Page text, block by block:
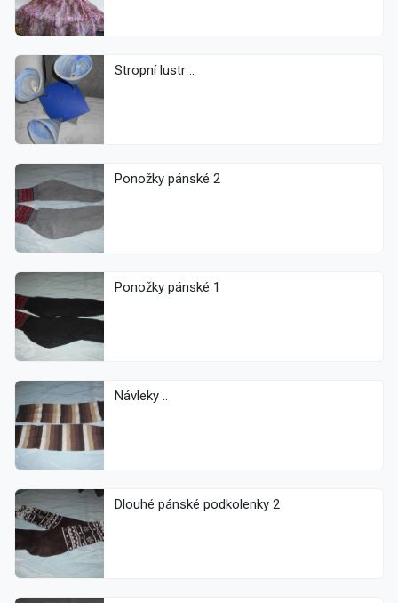
Stropní lustr ..
Ponožky pánské 2
Ponožky pánské 1
Návleky ..
Dlouhé pánské podkolenky 2